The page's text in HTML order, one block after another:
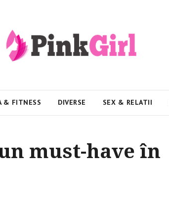
& FITNESS DIVERSE SEX & RELATII
must-have în